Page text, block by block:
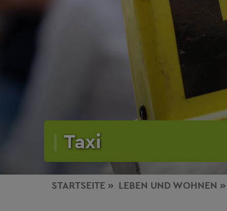
Taxi
STARTSEITE LEBEN UND WOHNEN